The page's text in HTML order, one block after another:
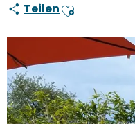
TeilenAjouter aux